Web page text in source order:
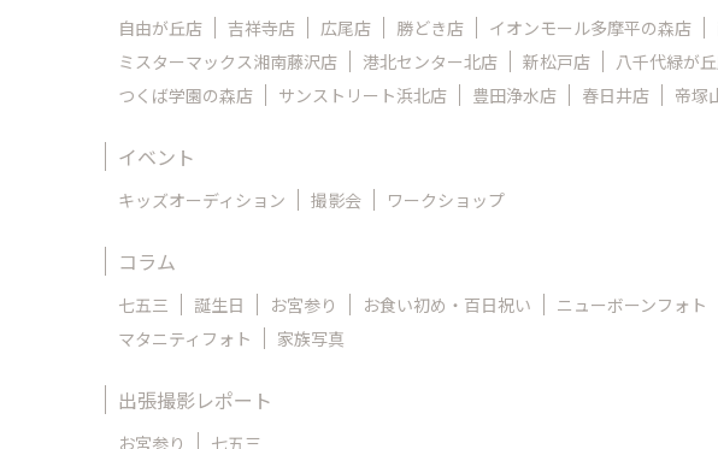
自由が丘店 吉祥寺店 広尾店 勝どき店 イオンモール多摩平の森店
ミスターマックス湘南藤沢店
港北センター北店 新松戸店 八千代緑が
つくば学園の森店
サンストリート浜北店 豊田浄水店 春日井店 帝塚
イベント
キッズオーディション 撮影会 ワークショップ
コラム
七五三 誕生日 お宮参り お食い初め・百日祝い ニューボーンフォト
マタニティフォト
家族写真
出張撮影レポート
お宮参り 七五三